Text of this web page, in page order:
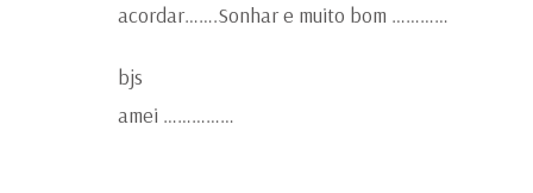
acordar…….Sonhar e muito bom …………
bjs
amei ……………